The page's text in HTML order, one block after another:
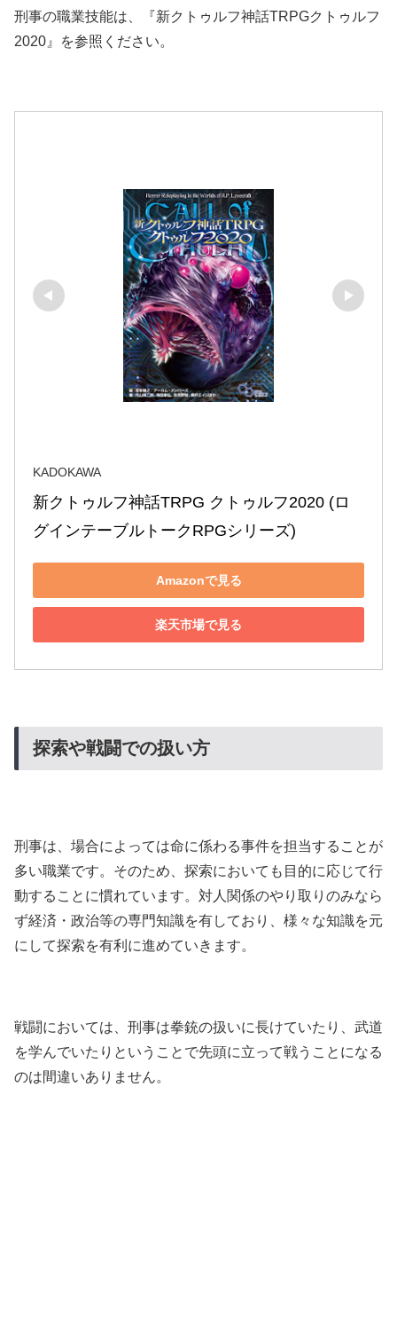
刑事の職業技能は、『新クトゥルフ神話TRPGクトゥルフ
2020』を参照ください。
KADOKAWA
新クトゥルフ神話TRPG クトゥルフ2020 (ロ
グインテーブルトークRPGシリーズ)
Amazonで見る
楽天市場で見る
探索や戦闘での扱い方
刑事は、場合によっては命に係わる事件を担当することが
多い職業です。そのため、探索においても目的に応じて行
動することに慣れています。対人関係のやり取りのみなら
ず経済・政治等の専門知識を有しており、様々な知識を元
にして探索を有利に進めていきます。
戦闘においては、刑事は拳銃の扱いに長けていたり、武道
を学んでいたりということで先頭に立って戦うことになる
のは間違いありません。